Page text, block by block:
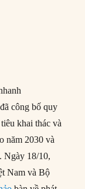
công bố quy
khai thác và
năm 2030 và
Ngày 18/10,
Nam và Bộ